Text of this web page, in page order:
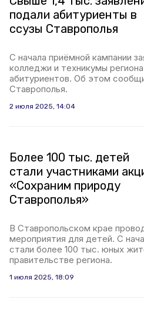
подали абитуриенты в
ссузы Ставрополья
С начала приёмной кампании
колледжи и техникумы
абитуриентов. Об этом
Ставрополья.
2 июля 2025, 14:04
Более 100 тыс. детей
стали участниками
«Сохраним природу
Ставрополья»
В Ставропольском крае
мероприятия для детей. С
стали более 100 тыс. юных
правительстве региона.
1 июля 2025, 18:09